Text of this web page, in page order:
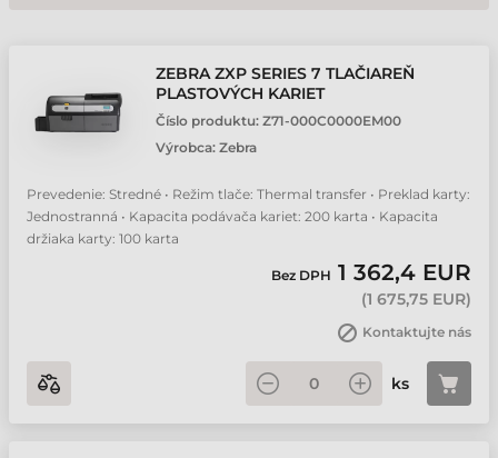
ZEBRA ZXP SERIES 7 TLAČIAREŇ
PLASTOVÝCH KARIET
Číslo produktu: Z71-000C0000EM00
Výrobca: Zebra
Prevedenie: Stredné • Režim tlače: Thermal transfer • Preklad karty:
Jednostranná • Kapacita podávača kariet: 200 karta • Kapacita
držiaka karty: 100 karta
Bez DPH 1 362,4 EUR
(1 675,75 EUR)
Kontaktujte nás
ks